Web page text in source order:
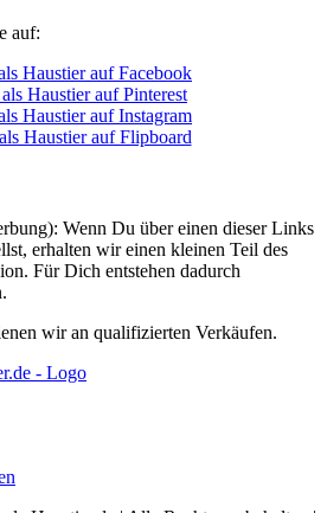
auf:
Wenn Du über einen dieser Links
erhalten wir einen kleinen Teil des
Für Dich entstehen dadurch
wir an qualifizierten Verkäufen.